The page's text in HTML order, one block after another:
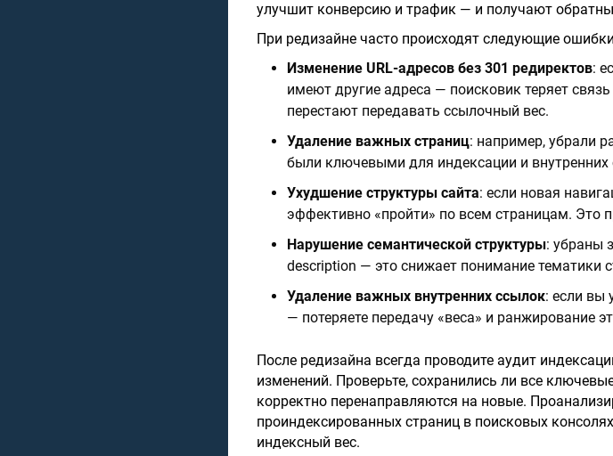
улучшит конверсию и трафик — и получают
При редизайне часто происходят следующие
Изменение URL-адресов без 301 редиректов:
имеют другие адреса — поисковик теряет
перестают передавать ссылочный вес.
Удаление важных страниц: например, убрали
были ключевыми для индексации и внутренних
Ухудшение структуры сайта: если новая
эффективно «пройти» по всем страницам. Это
Нарушение семантической структуры: убраны
description — это снижает понимание тематики
Удаление важных внутренних ссылок: если вы
— потеряете передачу «веса» и ранжирование
После редизайна всегда проводите аудит
изменений. Проверьте, сохранились ли все
корректно перенаправляются на новые.
проиндексированных страниц в поисковых
индексный вес.